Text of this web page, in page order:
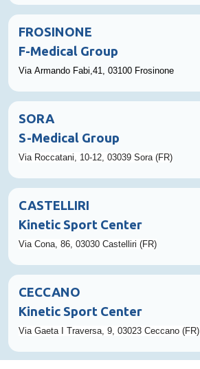
FROSINONE
F-Medical Group
Via Armando Fabi,41, 03100 Frosinone
SORA
S-Medical Group
Via Roccatani, 10-12, 03039 Sora (FR)
CASTELLIRI
Kinetic Sport Center
Via Cona, 86, 03030 Castelliri (FR)
CECCANO
Kinetic Sport Center
Via Gaeta I Traversa, 9, 03023 Ceccano (FR)